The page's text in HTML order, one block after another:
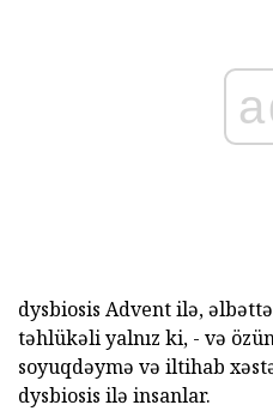
dysbiosis Advent ilə,
təhlükəli yalnız ki, - və
soyuqdəymə və iltihab
dysbiosis ilə insanlar.